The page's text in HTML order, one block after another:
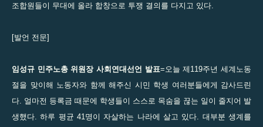
조합원들이 무대에 올라 합창으로 투쟁 결의를 다지고 있다.
[발언 전문]
임성규 민주노총 위원장 사회연대선언 발표=오늘 제119주년 세계노동
절을 맞이해 노동자와 함께 해주신 시민 학생 여러분들에게 감사드린
다. 얼마전 등록금 때문에 학생들이 스스로 목숨을 끊는 일이 줄지어 발
생했다. 하루 평균 41명이 자살하는 나라에 살고 있다. 대부분 생계를